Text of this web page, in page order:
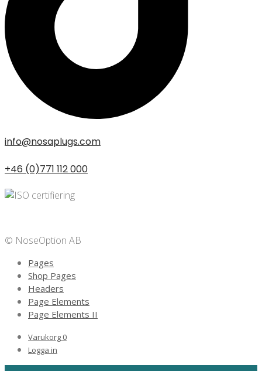
info@nosaplugs.com
+46 (0)771 112 000
© NoseOption AB
Pages
Shop Pages
Headers
Page Elements
Page Elements II
Varukorg 0
Logga in